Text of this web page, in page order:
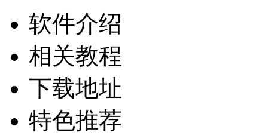
软件介绍
相关教程
下载地址
特色推荐